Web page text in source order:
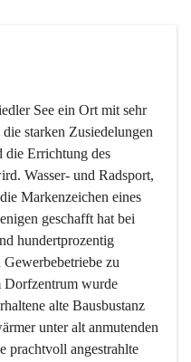
See ein Ort mit sehr
starken Zusiedelungen
die Errichtung des
Wasser- und Radsport,
Markenzeichen eines
geschafft hat bei
hundertprozentig
zu
Dorfzentrum wurde
alte Bausbustanz
unter alt anmutenden
prachtvoll angestrahlte